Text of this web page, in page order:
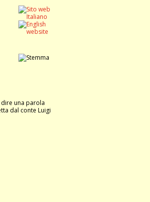
una parola
dal conte Luigi